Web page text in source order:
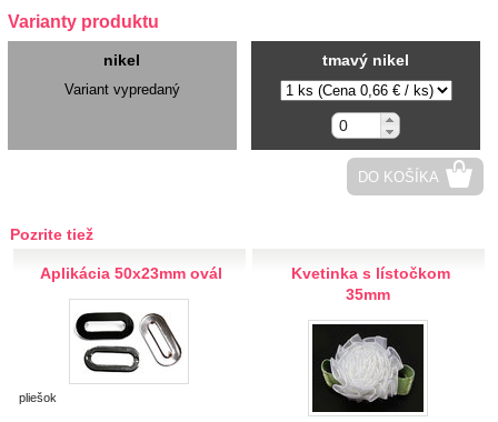
Dekorácie
Doplnky
Hobby
Krajčírske potreby
Krajky
Varianty produktu
nikel
Variant vypredaný
tmavý nikel
DO KOŠÍKA
Pozrite tiež
Aplikácia 50x23mm ovál
pliešok
Kvetinka s lístočkom
35mm